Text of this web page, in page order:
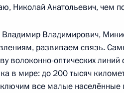
и гостям Форума
года, 09:10
года, воскресенье
Николай Анатольевич, чем
Владимир Владимирович,
развиваем связь.
волоконно-оптических
в мире: до 200 тысяч
все малые населённые